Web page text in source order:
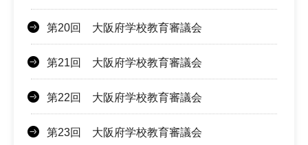
第20回 大阪府学校教育審議会
第21回 大阪府学校教育審議会
第22回 大阪府学校教育審議会
第23回 大阪府学校教育審議会